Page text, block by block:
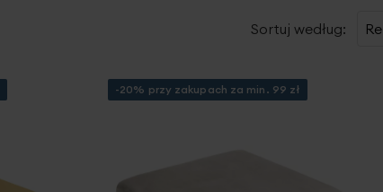
Sortuj według:
-20% przy zakupach za min. 99 zł